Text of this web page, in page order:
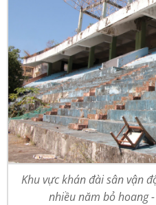
Khu vực khán đài sân vận
nhiều năm bỏ hoang -